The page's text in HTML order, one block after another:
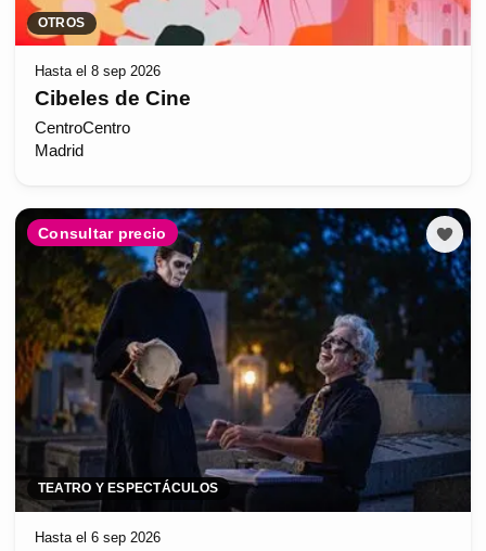
OTROS
Hasta el 8 sep 2026
Cibeles de Cine
CentroCentro
Madrid
Consultar precio
TEATRO Y ESPECTÁCULOS
Hasta el 6 sep 2026